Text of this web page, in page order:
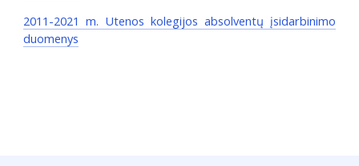
2011-2021 m. Utenos kolegijos absolventų įsidarbinimo
duomenys